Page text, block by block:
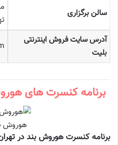
سالن برگزاری
آدرس سایت فروش اینترنتی
بلیت
برنامه کنسرت های
هوروش
برنامه کنسرت هوروش بند در